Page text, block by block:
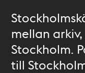
mellan
Stockholm.
till